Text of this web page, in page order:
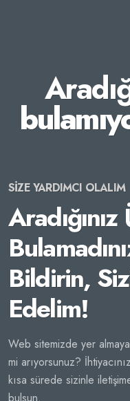
SİZE YARDIMCI OLALIM
Bildirin,
Edelim!
Web sitemizde yer
mi arıyorsunuz?
kısa sürede sizinle
bulsun.